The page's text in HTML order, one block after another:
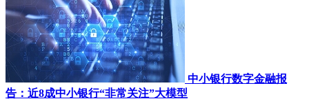
中小银行数字金融报
告：近8成中小银行“非常关注”大模型